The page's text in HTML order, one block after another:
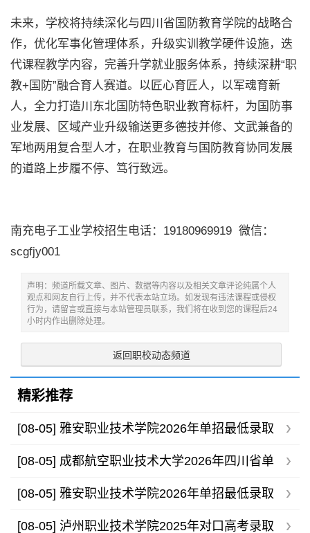
未来，学校将持续深化与四川省国防教育学院的战略合
作，优化军事化管理体系，升级实训教学硬件设施，迭
代课程教学内容，完善升学就业服务体系，持续深耕“职
教+国防”融合育人赛道。以匠心育匠人，以军魂育新
人，全力打造川东北国防特色职业教育标杆，为国防事
业发展、区域产业升级输送更多德技并修、文武兼备的
军地两用复合型人才，在职业教育与国防教育协同发展
的道路上步履不停、笃行致远。
南充电子工业学校招生电话：19180969919 微信：
scgfjy001
声明：频道所载文章、图片、数据等内容以及相关文章评论纯属个人
观点和网友自行上传，并不代表本站立场。如发现有违法课程或侵权
行为，请留言或直接与本站管理员联系，我们将在收到您的课程后24
小时内作出删除处理。
返回职校动态频道
精彩推荐
[08-05] 雅安职业技术学院2026年单招最低录取
分数线
[08-05] 成都航空职业技术大学2026年四川省单
招录取分数线
[08-05] 雅安职业技术学院2026年单招最低录取
分数线
[08-05] 泸州职业技术学院2025年对口高考录取